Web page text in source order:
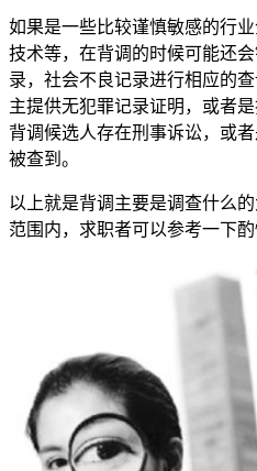
如果是一些比较谨慎敏感的行
技术等，在背调的时候可能还
录，社会不良记录进行相应的
主提供无犯罪记录证明，或者
背调候选人存在刑事诉讼，或
被查到。
以上就是背调主要是调查什么
范围内，求职者可以参考一下酌